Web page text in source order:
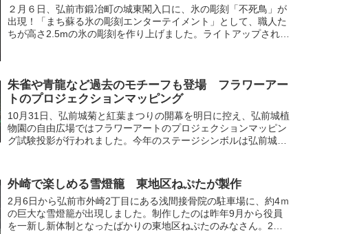
２月６日、弘前市鍛冶町の城東閣入口に、氷の彫刻「不死鳥」が
出現！「まち蘇る氷の彫刻エンターテイメント」として、職人た
ちが高さ2.5mの氷の彫刻を作り上げました。ライトアップされた
朱雀や青龍など過去のモチーフも登場 フラワーアー
トのプロジェクションマッピング
10月31日、弘前城菊と紅葉まつりの開幕を明日に控え、弘前城植
物園の自由広場ではフラワーアートのプロジェクションマッピン
グ試験投影が行われました。今年のステージシンボルは弘前城の
外崎で楽しめる雪燈籠 東地区ねぷたが製作
2月6日から弘前市外崎2丁目にある浅間接骨院の駐車場に、約4ｍ
の巨大な雪燈籠が出現しました。制作したのは昨年9月から役員
を一新し新体制となったばかりの東地区ねぷたのみなさん。2月4